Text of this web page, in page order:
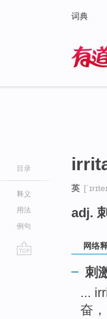
词典
目录
释义
用法
例句
英
adj.
网络
刺
...
奋